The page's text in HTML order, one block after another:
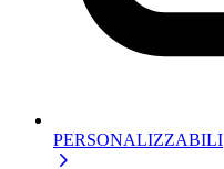
PERSONALIZZABILI